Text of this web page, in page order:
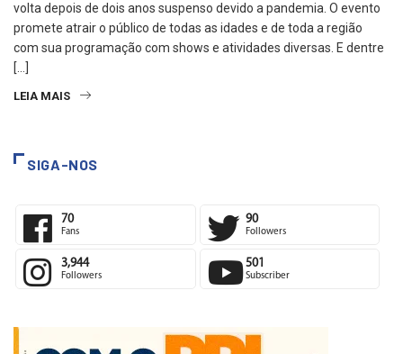
volta depois de dois anos suspenso devido a pandemia. O evento
promete atrair o público de todas as idades e de toda a região
com sua programação com shows e atividades diversas. E dentre
[…]
LEIA MAIS
SIGA-NOS
70
Fans
90
Followers
3,944
Followers
501
Subscriber